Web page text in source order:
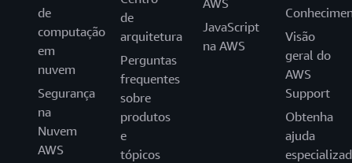
de
computação
em
nuvem
Segurança
na
Nuvem
AWS
de
arquitetura
Perguntas
frequentes
sobre
produtos
e
tópicos
AWS
JavaScript
na AWS
Visão
geral do
AWS
Support
Obtenha
ajuda